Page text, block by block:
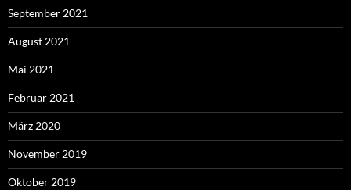
September 2021
August 2021
Mai 2021
Februar 2021
März 2020
November 2019
Oktober 2019